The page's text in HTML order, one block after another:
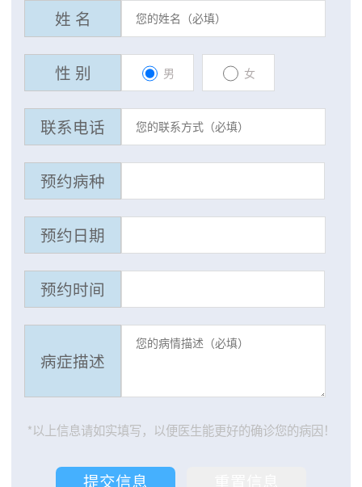
姓 名
性 别 男 女
联系电话
预约病种
预约日期
预约时间
病症描述
*以上信息请如实填写，以便医生能更好的确诊您的病因！